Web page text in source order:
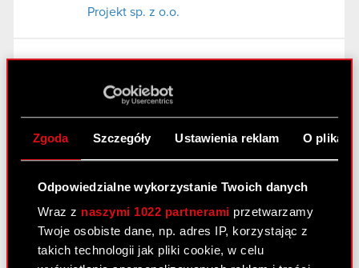
Zgoda Szczegóły Ustawienia reklam O
Odpowiedzialne wykorzystanie Twoich danych
Wraz z naszymi 1022 partnerami przetwarzamy
Twoje osobiste dane, np. adres IP, korzystając z
takich technologii jak pliki cookie, w celu
Projekt sp. z o.o.
13 listopada 2015
PDF
o zamiarze połączenia.
6 listopada 2015
PDF
Projekt zmiany uchwały